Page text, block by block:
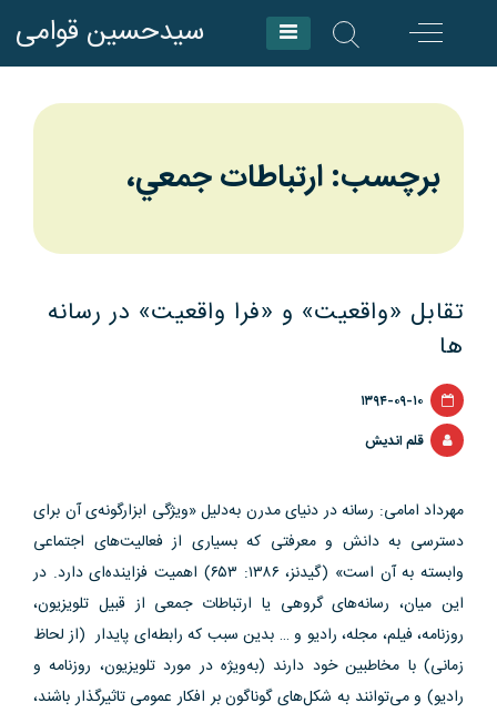
سیدحسین قوامی
برچسب: ارتباطات جمعي،
تقابل «واقعیت» و «فرا واقعیت» در رسانه
ها
۱۳۹۴-۰۹-۱۰
قلم اندیش
مهرداد امامی: رسانه در دنیای مدرن به‌دلیل «ویژگی ابزارگونه‌ی آن برای
دسترسی به دانش و معرفتی که بسیاری از فعالیت‌های اجتماعی
وابسته به آن است» (گیدنز، ۱۳۸۶: ۶۵۳) اهمیت فزاینده‌ای دارد. در
این میان، رسانه‌های گروهی یا ارتباطات جمعی از قبیل تلویزیون،
روزنامه، فیلم، مجله، رادیو و … بدین سبب که رابطه‌ای پایدار (از لحاظ
زمانی) با مخاطبین خود دارند (به‌ویژه در مورد تلویزیون، روزنامه و
رادیو) و می‌توانند به شکل‌های گوناگون بر افکار عمومی تاثیرگذار باشند،